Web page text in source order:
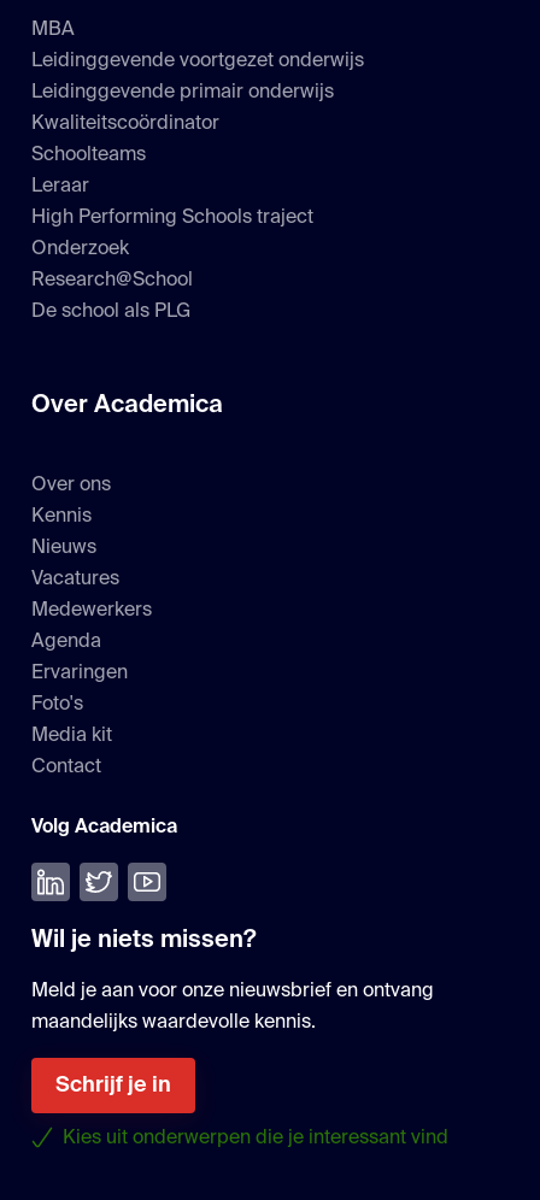
MBA
Leidinggevende voortgezet onderwijs
Leidinggevende primair onderwijs
Kwaliteitscoördinator
Schoolteams
Leraar
High Performing Schools traject
Onderzoek
Research@School
De school als PLG
Over Academica
Over ons
Kennis
Nieuws
Vacatures
Medewerkers
Agenda
Ervaringen
Foto's
Media kit
Contact
Volg Academica
Volg ons op LinkedIn
Volg ons op Twitter
Bekijk onze YouTube
Wil je niets missen?
Meld je aan voor onze nieuwsbrief en ontvang
maandelijks waardevolle kennis.
Schrijf je in
Kies uit onderwerpen die je interessant vind